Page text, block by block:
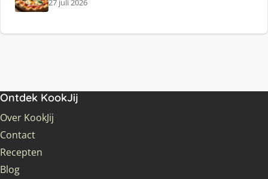
27 juli 2026
Ontdek KookJij
Over KookJij
Contact
Recepten
Blog